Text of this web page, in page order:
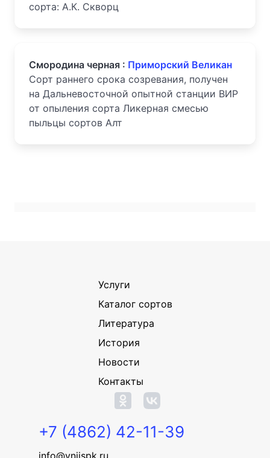
сорта: А.К. Скворц
Смородина черная : Приморский Великан
Сорт раннего срока созревания, получен
на Дальневосточной опытной станции ВИР
от опыления сорта Ликерная смесью
пыльцы сортов Алт
Услуги
Каталог сортов
Литература
История
Новости
Контакты
+7 (4862) 42-11-39
info@vniispk.ru